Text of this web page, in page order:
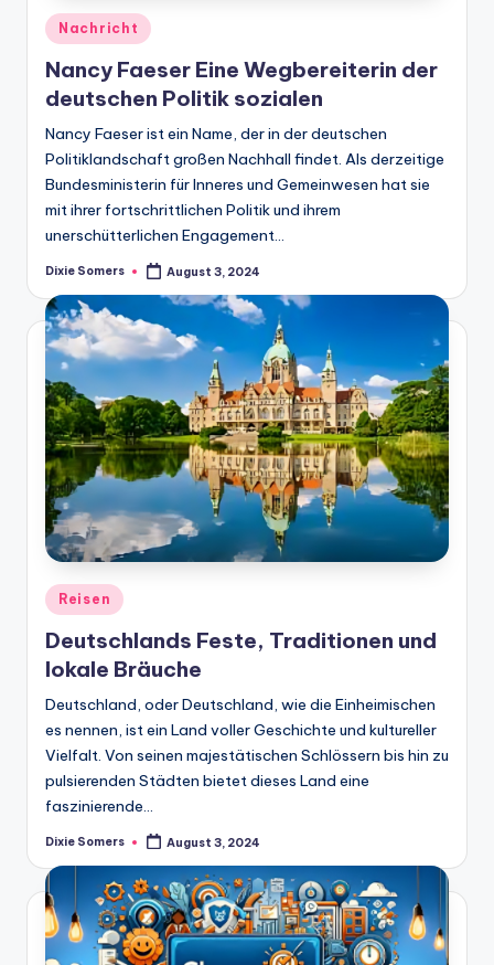
Posted
in
Nachricht
Nancy Faeser Eine Wegbereiterin der
deutschen Politik sozialen
Nancy Faeser ist ein Name, der in der deutschen
Politiklandschaft großen Nachhall findet. Als derzeitige
Bundesministerin für Inneres und Gemeinwesen hat sie
mit ihrer fortschrittlichen Politik und ihrem
unerschütterlichen Engagement…
Posted
Dixie Somers August 3, 2024
Posted
in
Reisen
Deutschlands Feste, Traditionen und
lokale Bräuche
Deutschland, oder Deutschland, wie die Einheimischen
es nennen, ist ein Land voller Geschichte und kultureller
Vielfalt. Von seinen majestätischen Schlössern bis hin zu
pulsierenden Städten bietet dieses Land eine
faszinierende…
Posted
Dixie Somers August 3, 2024